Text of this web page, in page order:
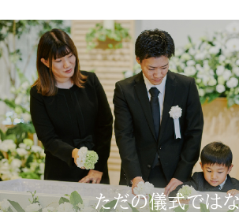
ただの儀式では